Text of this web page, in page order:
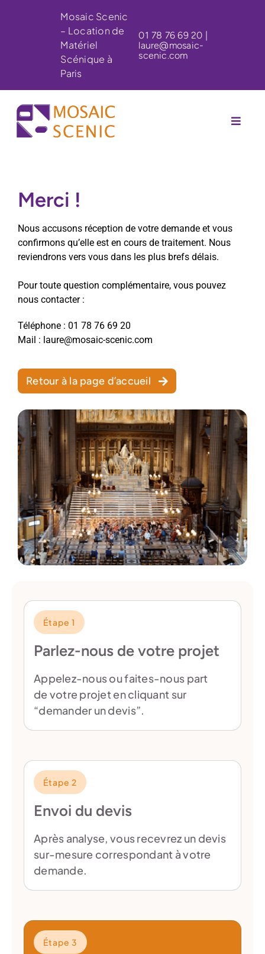
Mosaic Scenic
– Location de
Matériel
Scénique à
Paris
01 78 76 69 20 |
laure@mosaic-
scenic.com
Toggle
Notre catalogue
Nos réalisations
À propos
Demander un devis
Appelez-nous
Merci !
Nous accusons réception de votre demande et vous
confirmons qu’elle est en cours de traitement. Nous
reviendrons vers vous dans les plus brefs délais.
Pour toute question complémentaire, vous pouvez
nous contacter :
Téléphone : 01 78 76 69 20
Mail : laure@mosaic-scenic.com
Retour à la page d’accueil
Étape 1
Parlez-nous de votre projet
Appelez-nous ou faites-nous part
de votre projet en cliquant sur
“demander un devis”.
Étape 2
Envoi du devis
Après analyse, vous recevrez un devis
sur-mesure correspondant à votre
demande.
Étape 3